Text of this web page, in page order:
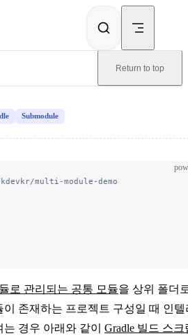
Return to top
Submodule
multi-module-demo
로 관리되는 공통 모듈을 상위 폴더
이 존재하는 프로젝트 구성일 때 인텔
경우 아래와 같이 Gradle 빌드 스크